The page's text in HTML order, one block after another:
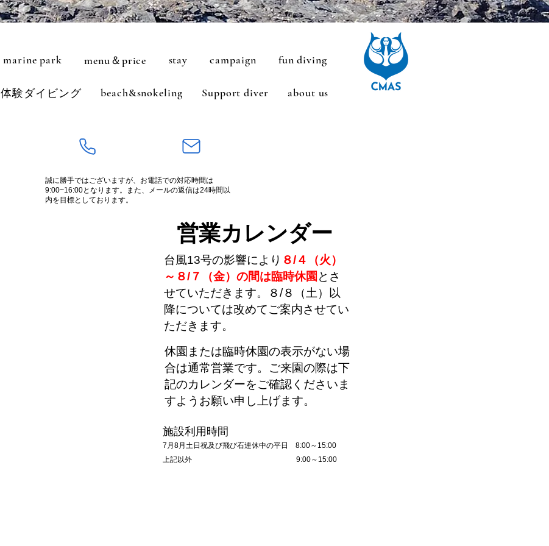
marine park menu＆price stay campaign fun diving
体験ダイビング beach&snokeling Support diver about us
誠に勝手ではございますが、お電話での対応時間は
9:00~16:00となります。また、
メールの返信は24時間以
内を目標としております。
営業カレンダー
​台風13号の影響により ８/４（火）
～８/７（金）の間は臨時休園 とさ
せていただきます。８/８（土）以
降については改めてご案内させてい
ただきます。
休園または臨時休園の表示がない場
合は通常営業です。ご来園の際は下
記のカレンダーをご確認くださいま
すようお願い申し上げます。
施設利用時間
7 月8月土日祝及び飛び石連休中の平日 8:00～15:00
上記以外 9:00～15:00